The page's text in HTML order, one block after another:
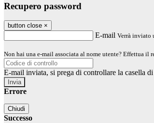
Recupero password
button close ×
E-mail Verrà inviato
Non hai una e-mail associata al nome utente? Effettua il
E-mail inviata, si prega di controllare la casella
Errore
Chiudi
Successo